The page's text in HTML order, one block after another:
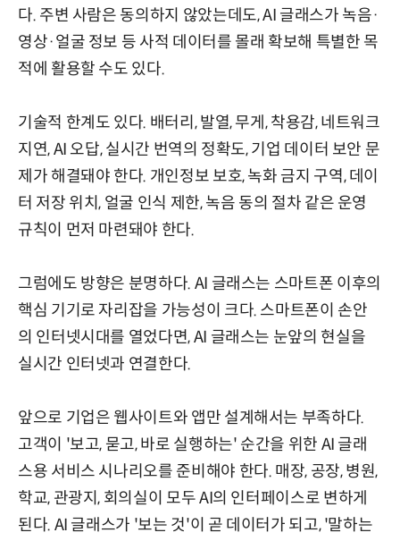
다. 주변 사람은 동의하지 않았는데도, AI 글래스가 녹음·
영상·얼굴 정보 등 사적 데이터를 몰래 확보해 특별한 목
적에 활용할 수도 있다.
기술적 한계도 있다. 배터리, 발열, 무게, 착용감, 네트워크
지연, AI 오답, 실시간 번역의 정확도, 기업 데이터 보안 문
제가 해결돼야 한다. 개인정보 보호, 녹화 금지 구역, 데이
터 저장 위치, 얼굴 인식 제한, 녹음 동의 절차 같은 운영
규칙이 먼저 마련돼야 한다.
그럼에도 방향은 분명하다. AI 글래스는 스마트폰 이후의
핵심 기기로 자리잡을 가능성이 크다. 스마트폰이 손안
의 인터넷시대를 열었다면, AI 글래스는 눈앞의 현실을
실시간 인터넷과 연결한다.
앞으로 기업은 웹사이트와 앱만 설계해서는 부족하다.
고객이 '보고, 묻고, 바로 실행하는' 순간을 위한 AI 글래
스용 서비스 시나리오를 준비해야 한다. 매장, 공장, 병원,
학교, 관광지, 회의실이 모두 AI의 인터페이스로 변하게
된다. AI 글래스가 '보는 것'이 곧 데이터가 되고, '말하는